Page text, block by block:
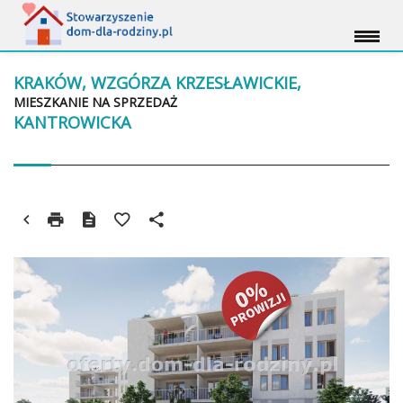
KRAKÓW, WZGÓRZA KRZESŁAWICKIE,
KANTROWICKA
MIESZKANIE NA SPRZEDAŻ